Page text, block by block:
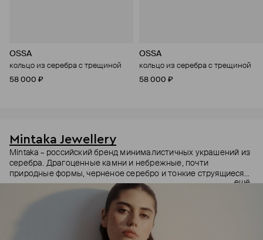
OSSA
кольцо из серебра с трещиной
58 000 ₽
OSSA
кольцо из серебра с трещиной
58 000 ₽
Mintaka Jewellery
Mintaka – российский бренд минималистичных украшений из
серебра. Драгоценные камни и небрежные, почти
природные формы, черненое серебро и тонкие струящиеся
цепи – в этих украшениях дизайнеры соединили силу и
нежность, авангардные детали и классический дизайн.
Какую часть вашего характера они подчеркнут? Выбор за
ещё